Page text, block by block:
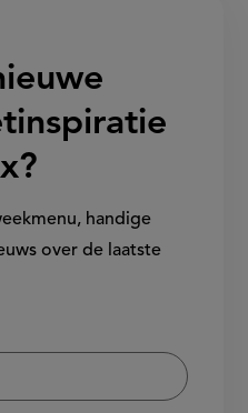
handige
over de laatste